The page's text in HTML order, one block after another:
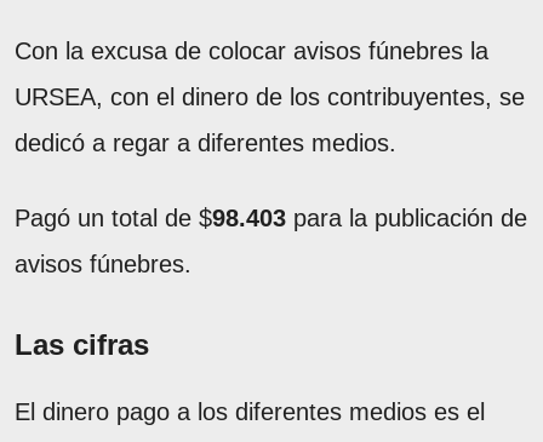
Con la excusa de colocar avisos fúnebres la
URSEA, con el dinero de los contribuyentes, se
dedicó a regar a diferentes medios.
Pagó un total de $98.403 para la publicación de
avisos fúnebres.
Las cifras
El dinero pago a los diferentes medios es el